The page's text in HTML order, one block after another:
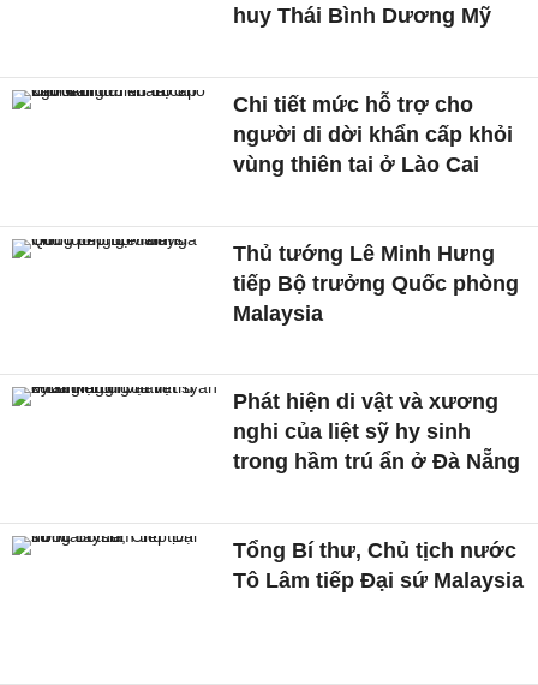
huy Thái Bình Dương Mỹ
Chi tiết mức hỗ trợ cho
người di dời khẩn cấp khỏi
vùng thiên tai ở Lào Cai
Thủ tướng Lê Minh Hưng
tiếp Bộ trưởng Quốc phòng
Malaysia
Phát hiện di vật và xương
nghi của liệt sỹ hy sinh
trong hầm trú ẩn ở Đà Nẵng
Tổng Bí thư, Chủ tịch nước
Tô Lâm tiếp Đại sứ Malaysia